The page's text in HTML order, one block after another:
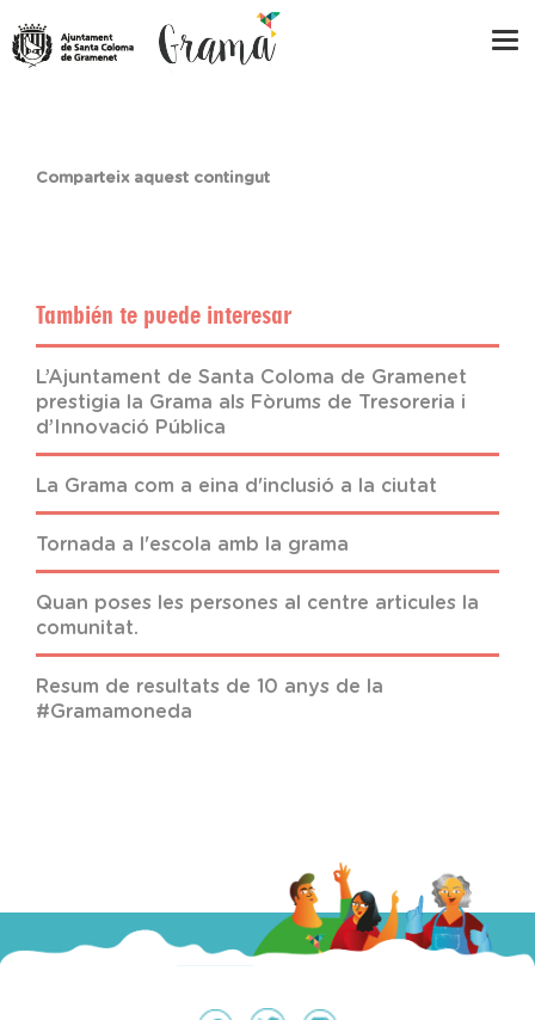
Comparteix aquest contingut
También te puede interesar
L’Ajuntament de Santa Coloma de Gramenet
prestigia la Grama als Fòrums de Tresoreria i
d’Innovació Pública
La Grama com a eina d'inclusió a la ciutat
Tornada a l'escola amb la grama
Quan poses les persones al centre articules la
comunitat.
Resum de resultats de 10 anys de la
#Gramamoneda